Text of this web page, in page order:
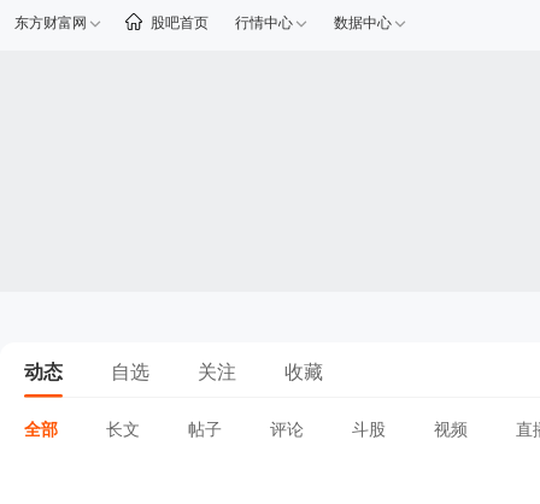
东方财富网 股吧首页 行情中心 数据中心
动态 自选 关注 收藏
全部 长文 帖子 评论 斗股 视频 直